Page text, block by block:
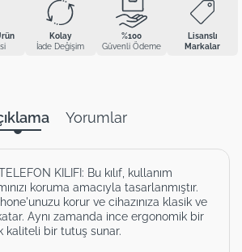
Kolay
İade Değişim
%100
Güvenli Ödeme
Lisanslı
Markalar
Yorumlar
KILIFI: Bu kılıf, kullanım
koruma amacıyla tasarlanmıştır.
korur ve cihazınıza klasik ve
Aynı zamanda ince ergonomik bir
kaliteli bir tutuş sunar.